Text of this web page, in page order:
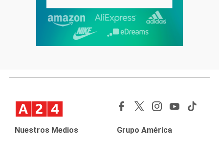
Nuestros Medios Grupo América